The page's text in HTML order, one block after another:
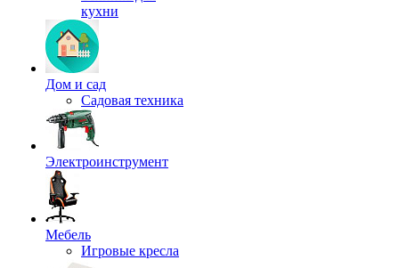
кухни
Дом и сад
Садовая техника
Электроинструмент
Мебель
Игровые кресла